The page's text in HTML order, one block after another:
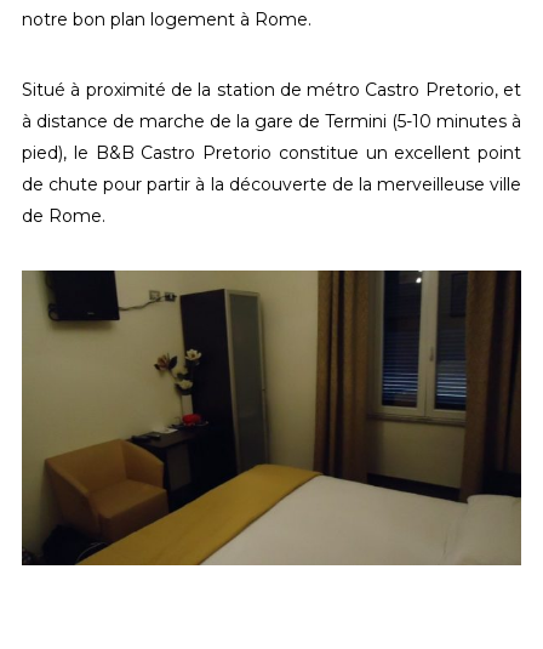
notre bon plan logement à Rome.
Situé à proximité de la station de métro Castro Pretorio, et
à distance de marche de la gare de Termini (5-10 minutes à
pied), le B&B Castro Pretorio constitue un excellent point
de chute pour partir à la découverte de la merveilleuse ville
de Rome.